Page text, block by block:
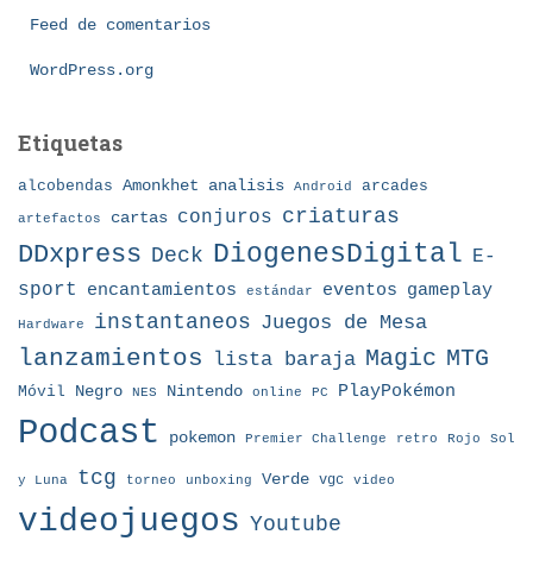
Feed de comentarios
WordPress.org
Etiquetas
alcobendas Amonkhet analisis Android arcades
artefactos cartas conjuros criaturas
DDxpress Deck DiogenesDigital E-
sport
encantamientos estándar eventos gameplay
Hardware instantaneos Juegos de Mesa
lanzamientos lista baraja Magic MTG
Móvil Negro NES Nintendo online PC PlayPokémon
Podcast pokemon Premier Challenge retro Rojo Sol
y Luna tcg torneo unboxing Verde vgc video
videojuegos Youtube